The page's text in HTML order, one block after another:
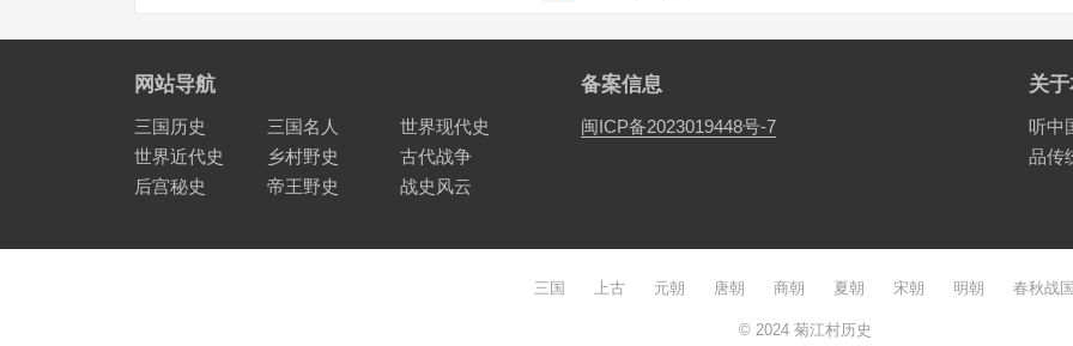
网站导航
三国历史 三国名人
世界现代史
世界近代史
乡村野史
古代战争
后宫秘史
帝王野史 战史风云
备案信息
闽ICP备2023019448号-7
关
听中
品传
三国 上古 元朝 唐朝 商朝 夏朝 宋朝 明朝 春秋战
© 2024 菊江村历史